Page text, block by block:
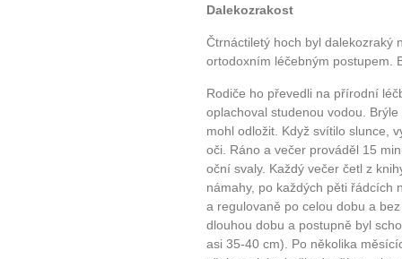
Dalekozrakost
Čtrnáctiletý hoch byl dalekozraký
ortodoxním léčebným postupem.
Rodiče ho převedli na přírodní
oplachoval studenou vodou.
mohl odložit. Když svítilo slunce,
oči. Ráno a večer prováděl 15
oční svaly. Každý večer četl z
námahy, po každých pěti řádcích
a regulovaně po celou dobu a
dlouhou dobu a postupně byl
asi 35-40 cm). Po několika